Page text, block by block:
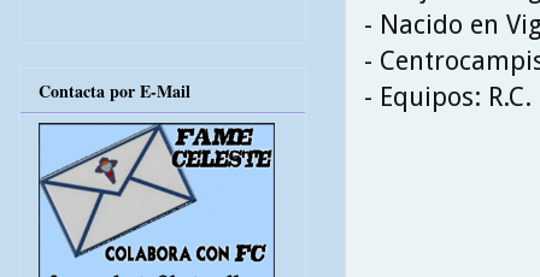
- Nacido en
-
- Equipos:
Contacta por E-Mail